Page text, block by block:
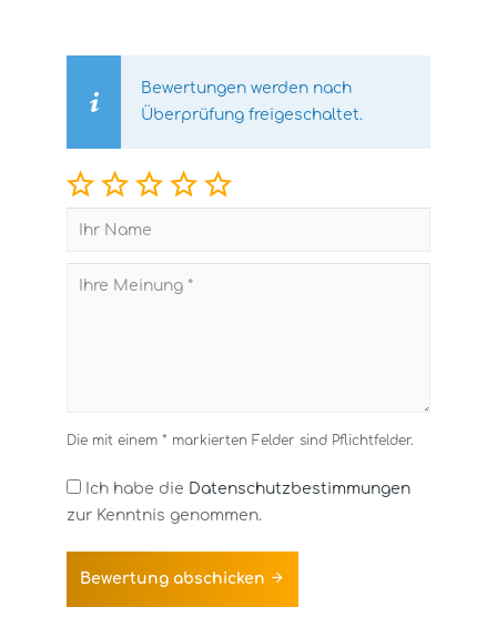
Bewertungen werden nach
Überprüfung freigeschaltet.
Die mit einem * markierten Felder sind Pflichtfelder.
Ich habe die Datenschutzbestimmungen
zur Kenntnis genommen.
Bewertung abschicken